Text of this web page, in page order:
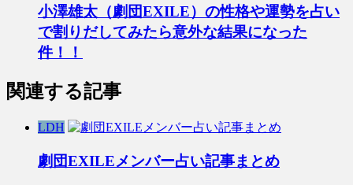
小澤雄太（劇団EXILE）の性格や運勢を占い
で割りだしてみたら意外な結果になった
件！！
関連する記事
LDH
劇団EXILEメンバー占い記事まとめ